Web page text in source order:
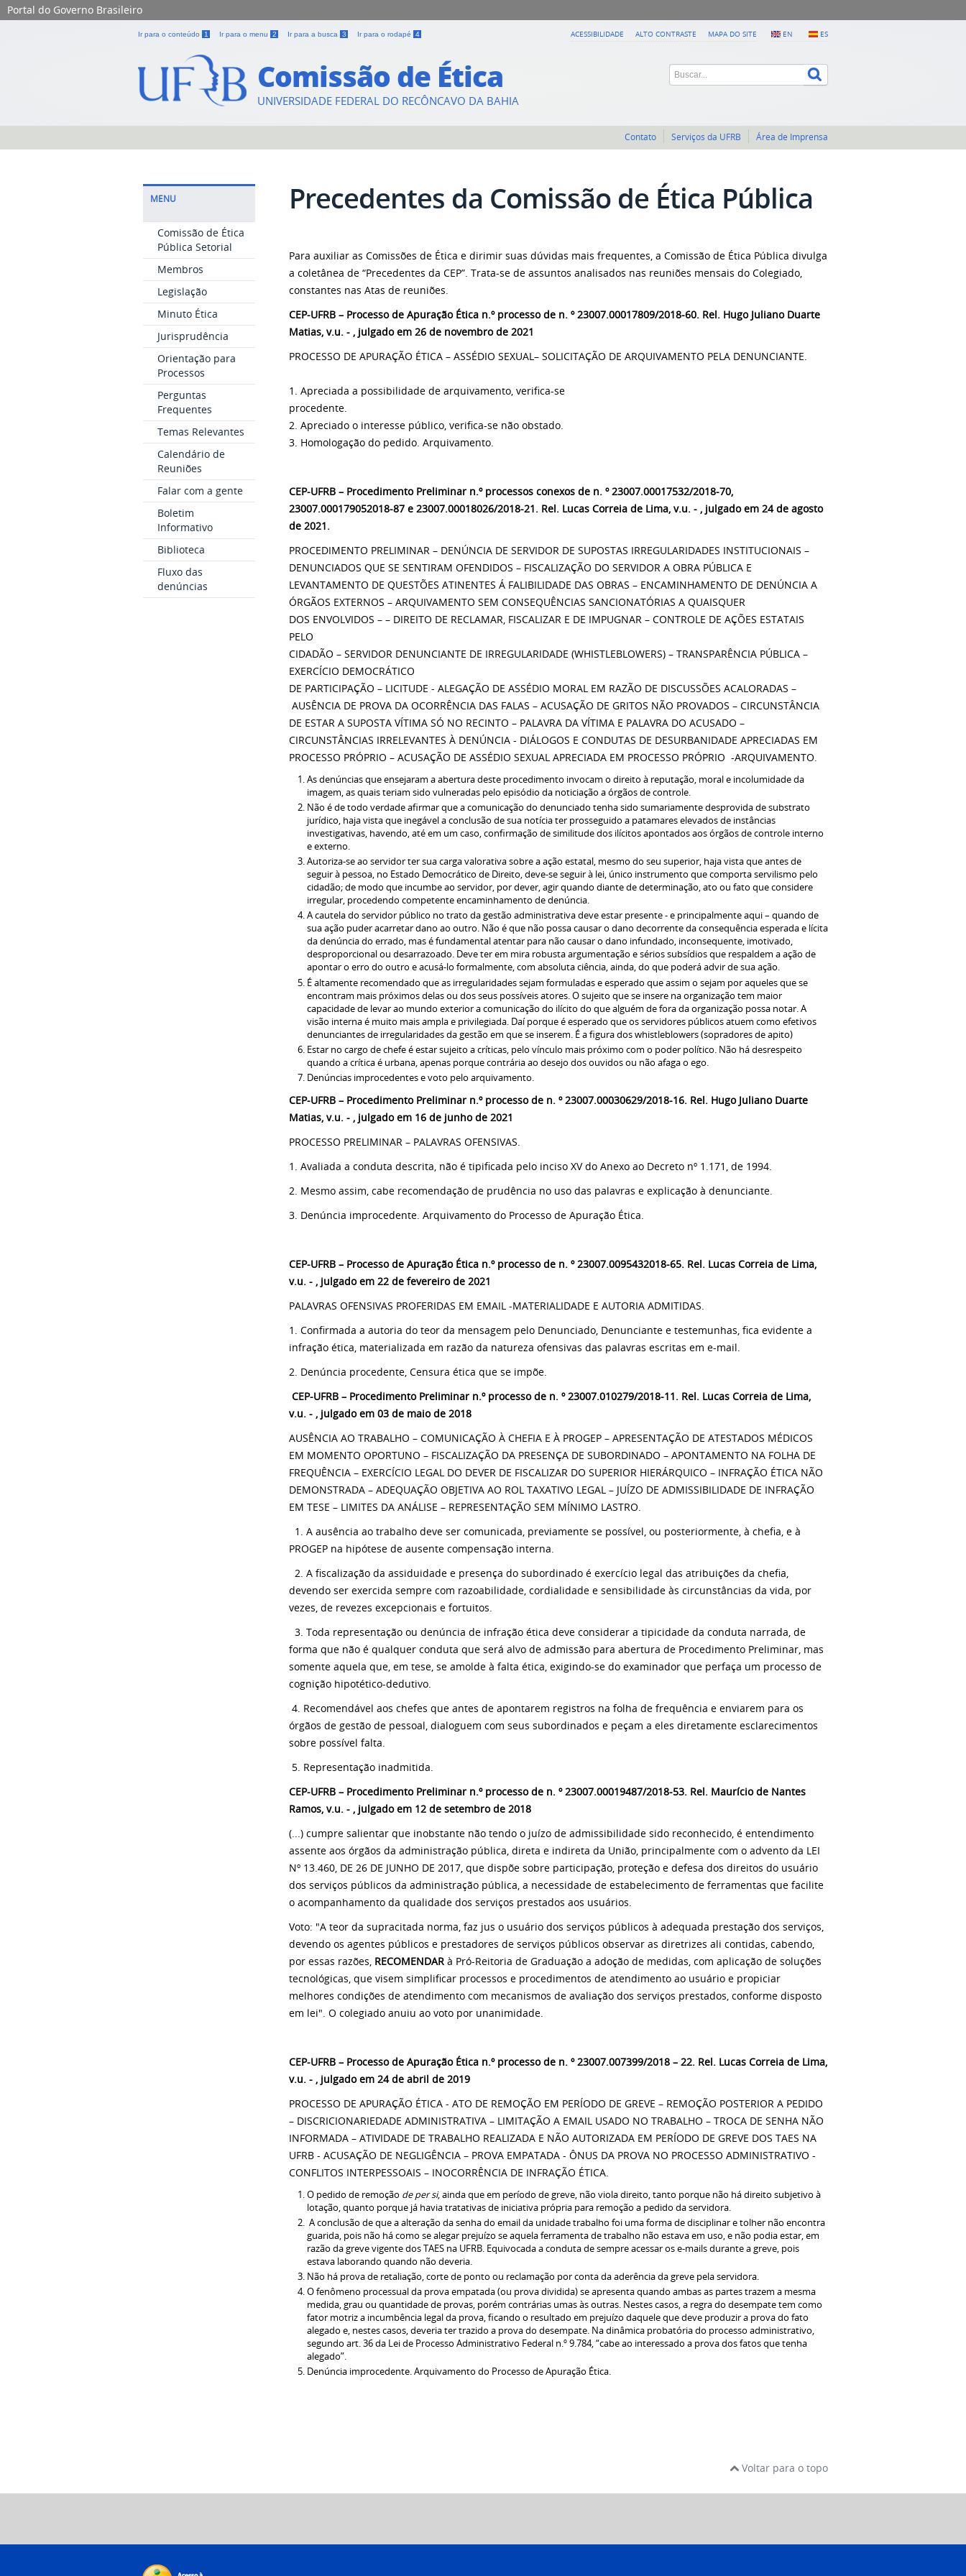
Portal do Governo Brasileiro
Ir para o conteúdo 1 Ir para o menu 2 Ir para a busca 3 Ir para o rodapé 4 EN ES
ACESSIBILIDADE ALTO CONTRASTE MAPA DO SITE
Comissão de Ética
UNIVERSIDADE FEDERAL DO RECÔNCAVO DA BAHIA
Contato Serviços da UFRB Área de Imprensa
MENU
Comissão de Ética
Pública Setorial
Membros
Legislação
Minuto Ética
Jurisprudência
Orientação para
Processos
Perguntas
Frequentes
Temas Relevantes
Calendário de
Reuniões
Falar com a gente
Boletim
Informativo
Biblioteca
Fluxo das
denúncias
Precedentes da Comissão de Ética Pública
Para auxiliar as Comissões de Ética e dirimir suas dúvidas mais frequentes, a Comissão de Ética Pública divulga
a coletânea de “Precedentes da CEP”. Trata-se de assuntos analisados nas reuniões mensais do Colegiado,
constantes nas Atas de reuniões.
CEP-UFRB – Processo de Apuração Ética n.º processo de n. º 23007.00017809/2018-60. Rel. Hugo Juliano Duarte
Matias, v.u. - , julgado em 26 de novembro de 2021
PROCESSO DE APURAÇÃO ÉTICA – ASSÉDIO SEXUAL– SOLICITAÇÃO DE ARQUIVAMENTO PELA DENUNCIANTE.
1. Apreciada a possibilidade de arquivamento, verifica-se
procedente.
2. Apreciado o interesse público, verifica-se não obstado.
3. Homologação do pedido. Arquivamento.
CEP-UFRB – Procedimento Preliminar n.º processos conexos de n. º 23007.00017532/2018-70,
23007.000179052018-87 e 23007.00018026/2018-21. Rel. Lucas Correia de Lima, v.u. - , julgado em 24 de agosto
de 2021.
PROCEDIMENTO PRELIMINAR – DENÚNCIA DE SERVIDOR DE SUPOSTAS IRREGULARIDADES INSTITUCIONAIS –
DENUNCIADOS QUE SE SENTIRAM OFENDIDOS – FISCALIZAÇÃO DO SERVIDOR A OBRA PÚBLICA E
LEVANTAMENTO DE QUESTÕES ATINENTES Á FALIBILIDADE DAS OBRAS – ENCAMINHAMENTO DE DENÚNCIA A
ÓRGÃOS EXTERNOS – ARQUIVAMENTO SEM CONSEQUÊNCIAS SANCIONATÓRIAS A QUAISQUER
DOS ENVOLVIDOS – – DIREITO DE RECLAMAR, FISCALIZAR E DE IMPUGNAR – CONTROLE DE AÇÕES ESTATAIS
PELO
CIDADÃO – SERVIDOR DENUNCIANTE DE IRREGULARIDADE (WHISTLEBLOWERS) – TRANSPARÊNCIA PÚBLICA –
EXERCÍCIO DEMOCRÁTICO
DE PARTICIPAÇÃO – LICITUDE - ALEGAÇÃO DE ASSÉDIO MORAL EM RAZÃO DE DISCUSSÕES ACALORADAS –
AUSÊNCIA DE PROVA DA OCORRÊNCIA DAS FALAS – ACUSAÇÃO DE GRITOS NÃO PROVADOS – CIRCUNSTÂNCIA
DE ESTAR A SUPOSTA VÍTIMA SÓ NO RECINTO – PALAVRA DA VÍTIMA E PALAVRA DO ACUSADO –
CIRCUNSTÂNCIAS IRRELEVANTES À DENÚNCIA - DIÁLOGOS E CONDUTAS DE DESURBANIDADE APRECIADAS EM
PROCESSO PRÓPRIO – ACUSAÇÃO DE ASSÉDIO SEXUAL APRECIADA EM PROCESSO PRÓPRIO -ARQUIVAMENTO.
As denúncias que ensejaram a abertura deste procedimento invocam o direito à reputação, moral e incolumidade da
imagem, as quais teriam sido vulneradas pelo episódio da noticiação a órgãos de controle.
Não é de todo verdade afirmar que a comunicação do denunciado tenha sido sumariamente desprovida de substrato
jurídico, haja vista que inegável a conclusão de sua notícia ter prosseguido a patamares elevados de instâncias
investigativas, havendo, até em um caso, confirmação de similitude dos ilícitos apontados aos órgãos de controle interno
e externo.
Autoriza-se ao servidor ter sua carga valorativa sobre a ação estatal, mesmo do seu superior, haja vista que antes de
seguir à pessoa, no Estado Democrático de Direito, deve-se seguir à lei, único instrumento que comporta servilismo pelo
cidadão; de modo que incumbe ao servidor, por dever, agir quando diante de determinação, ato ou fato que considere
irregular, procedendo competente encaminhamento de denúncia.
A cautela do servidor público no trato da gestão administrativa deve estar presente - e principalmente aqui – quando de
sua ação puder acarretar dano ao outro. Não é que não possa causar o dano decorrente da consequência esperada e lícita
da denúncia do errado, mas é fundamental atentar para não causar o dano infundado, inconsequente, imotivado,
desproporcional ou desarrazoado. Deve ter em mira robusta argumentação e sérios subsídios que respaldem a ação de
apontar o erro do outro e acusá-lo formalmente, com absoluta ciência, ainda, do que poderá advir de sua ação.
É altamente recomendado que as irregularidades sejam formuladas e esperado que assim o sejam por aqueles que se
encontram mais próximos delas ou dos seus possíveis atores. O sujeito que se insere na organização tem maior
capacidade de levar ao mundo exterior a comunicação do ilícito do que alguém de fora da organização possa notar. A
visão interna é muito mais ampla e privilegiada. Daí porque é esperado que os servidores públicos atuem como efetivos
denunciantes de irregularidades da gestão em que se inserem. É a figura dos whistleblowers (sopradores de apito)
Estar no cargo de chefe é estar sujeito a críticas, pelo vínculo mais próximo com o poder político. Não há desrespeito
quando a crítica é urbana, apenas porque contrária ao desejo dos ouvidos ou não afaga o ego.
Denúncias improcedentes e voto pelo arquivamento.
CEP-UFRB – Procedimento Preliminar n.º processo de n. º 23007.00030629/2018-16. Rel. Hugo Juliano Duarte
Matias, v.u. - , julgado em 16 de junho de 2021
PROCESSO PRELIMINAR – PALAVRAS OFENSIVAS.
1. Avaliada a conduta descrita, não é tipificada pelo inciso XV do Anexo ao Decreto nº 1.171, de 1994.
2. Mesmo assim, cabe recomendação de prudência no uso das palavras e explicação à denunciante.
3. Denúncia improcedente. Arquivamento do Processo de Apuração Ética.
CEP-UFRB – Processo de Apuração Ética n.º processo de n. º 23007.0095432018-65. Rel. Lucas Correia de Lima,
v.u. - , julgado em 22 de fevereiro de 2021
PALAVRAS OFENSIVAS PROFERIDAS EM EMAIL -MATERIALIDADE E AUTORIA ADMITIDAS.
1. Confirmada a autoria do teor da mensagem pelo Denunciado, Denunciante e testemunhas, fica evidente a
infração ética, materializada em razão da natureza ofensivas das palavras escritas em e-mail.
2. Denúncia procedente, Censura ética que se impõe.
CEP-UFRB – Procedimento Preliminar n.º processo de n. º 23007.010279/2018-11. Rel. Lucas Correia de Lima,
v.u. - , julgado em 03 de maio de 2018
AUSÊNCIA AO TRABALHO – COMUNICAÇÃO À CHEFIA E À PROGEP – APRESENTAÇÃO DE ATESTADOS MÉDICOS
EM MOMENTO OPORTUNO – FISCALIZAÇÃO DA PRESENÇA DE SUBORDINADO – APONTAMENTO NA FOLHA DE
FREQUÊNCIA – EXERCÍCIO LEGAL DO DEVER DE FISCALIZAR DO SUPERIOR HIERÁRQUICO – INFRAÇÃO ÉTICA NÃO
DEMONSTRADA – ADEQUAÇÃO OBJETIVA AO ROL TAXATIVO LEGAL – JUÍZO DE ADMISSIBILIDADE DE INFRAÇÃO
EM TESE – LIMITES DA ANÁLISE – REPRESENTAÇÃO SEM MÍNIMO LASTRO.
1. A ausência ao trabalho deve ser comunicada, previamente se possível, ou posteriormente, à chefia, e à
PROGEP na hipótese de ausente compensação interna.
2. A fiscalização da assiduidade e presença do subordinado é exercício legal das atribuições da chefia,
devendo ser exercida sempre com razoabilidade, cordialidade e sensibilidade às circunstâncias da vida, por
vezes, de revezes excepcionais e fortuitos.
3. Toda representação ou denúncia de infração ética deve considerar a tipicidade da conduta narrada, de
forma que não é qualquer conduta que será alvo de admissão para abertura de Procedimento Preliminar, mas
somente aquela que, em tese, se amolde à falta ética, exigindo-se do examinador que perfaça um processo de
cognição hipotético-dedutivo.
4. Recomendável aos chefes que antes de apontarem registros na folha de frequência e enviarem para os
órgãos de gestão de pessoal, dialoguem com seus subordinados e peçam a eles diretamente esclarecimentos
sobre possível falta.
5. Representação inadmitida.
CEP-UFRB – Procedimento Preliminar n.º processo de n. º 23007.00019487/2018-53. Rel. Maurício de Nantes
Ramos, v.u. - , julgado em 12 de setembro de 2018
(...) cumpre salientar que inobstante não tendo o juízo de admissibilidade sido reconhecido, é entendimento
assente aos órgãos da administração pública, direta e indireta da União, principalmente com o advento da LEI
Nº 13.460, DE 26 DE JUNHO DE 2017, que dispõe sobre participação, proteção e defesa dos direitos do usuário
dos serviços públicos da administração pública, a necessidade de estabelecimento de ferramentas que facilite
o acompanhamento da qualidade dos serviços prestados aos usuários.
Voto: "A teor da supracitada norma, faz jus o usuário dos serviços públicos à adequada prestação dos serviços,
devendo os agentes públicos e prestadores de serviços públicos observar as diretrizes ali contidas, cabendo,
por essas razões, RECOMENDAR à Pró-Reitoria de Graduação a adoção de medidas, com aplicação de soluções
tecnológicas, que visem simplificar processos e procedimentos de atendimento ao usuário e propiciar
melhores condições de atendimento com mecanismos de avaliação dos serviços prestados, conforme disposto
em lei". O colegiado anuiu ao voto por unanimidade.
CEP-UFRB – Processo de Apuração Ética n.º processo de n. º 23007.007399/2018 – 22. Rel. Lucas Correia de Lima,
v.u. - , julgado em 24 de abril de 2019
PROCESSO DE APURAÇÃO ÉTICA - ATO DE REMOÇÃO EM PERÍODO DE GREVE – REMOÇÃO POSTERIOR A PEDIDO
– DISCRICIONARIEDADE ADMINISTRATIVA – LIMITAÇÃO A EMAIL USADO NO TRABALHO – TROCA DE SENHA NÃO
INFORMADA – ATIVIDADE DE TRABALHO REALIZADA E NÃO AUTORIZADA EM PERÍODO DE GREVE DOS TAES NA
UFRB - ACUSAÇÃO DE NEGLIGÊNCIA – PROVA EMPATADA - ÔNUS DA PROVA NO PROCESSO ADMINISTRATIVO -
CONFLITOS INTERPESSOAIS – INOCORRÊNCIA DE INFRAÇÃO ÉTICA.
O pedido de remoção de per si, ainda que em período de greve, não viola direito, tanto porque não há direito subjetivo à
lotação, quanto porque já havia tratativas de iniciativa própria para remoção a pedido da servidora.
A conclusão de que a alteração da senha do email da unidade trabalho foi uma forma de disciplinar e tolher não encontra
guarida, pois não há como se alegar prejuízo se aquela ferramenta de trabalho não estava em uso, e não podia estar, em
razão da greve vigente dos TAES na UFRB. Equivocada a conduta de sempre acessar os e-mails durante a greve, pois
estava laborando quando não deveria.
Não há prova de retaliação, corte de ponto ou reclamação por conta da aderência da greve pela servidora.
O fenômeno processual da prova empatada (ou prova dividida) se apresenta quando ambas as partes trazem a mesma
medida, grau ou quantidade de provas, porém contrárias umas às outras. Nestes casos, a regra do desempate tem como
fator motriz a incumbência legal da prova, ficando o resultado em prejuízo daquele que deve produzir a prova do fato
alegado e, nestes casos, deveria ter trazido a prova do desempate. Na dinâmica probatória do processo administrativo,
segundo art. 36 da Lei de Processo Administrativo Federal n.º 9.784, “cabe ao interessado a prova dos fatos que tenha
alegado”.
Denúncia improcedente. Arquivamento do Processo de Apuração Ética.
Voltar para o topo